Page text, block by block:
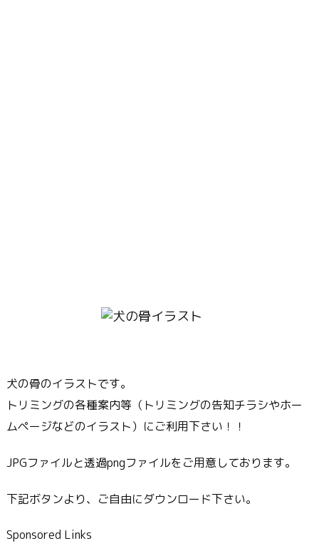
犬の骨のイラストです。
トリミングの各種案内等（トリミングの告知チラシやホー
ムページなどのイラスト）にご利用下さい！！
JPGファイルと透過pngファイルをご用意しております。
下記ボタンより、ご自由にダウンロード下さい。
Sponsored Links